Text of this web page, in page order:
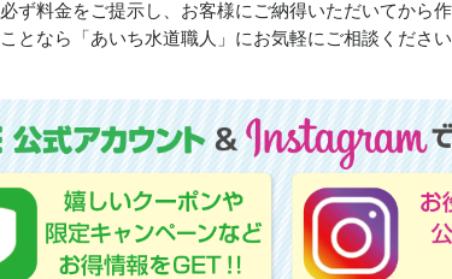
ず料金をご提示し、お客様にご納得いただいてから
ことなら「あいち水道職人」にお気軽にご相